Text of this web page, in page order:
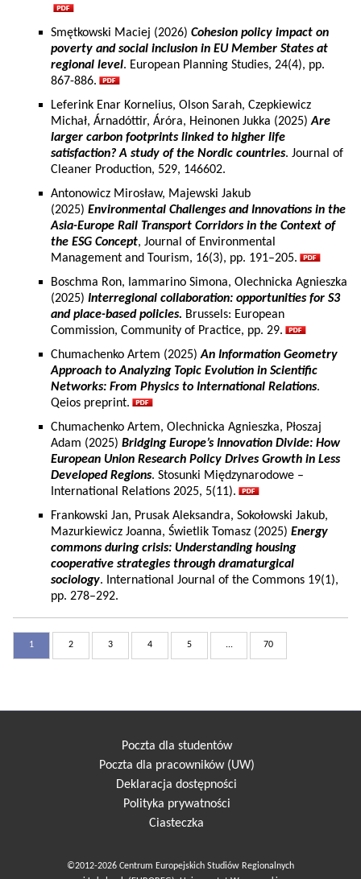
Smętkowski Maciej (2026) Cohesion policy impact on
poverty and social inclusion in EU Member States at
regional level. European Planning Studies, 24(4), pp.
867-886.
Leferink Enar Kornelius, Olson Sarah, Czepkiewicz
Michał, Árnadóttir, Áróra, Heinonen Jukka (2025)Are
larger carbon footprints linked to higher life
satisfaction? A study of the Nordic countries. Journal of
Cleaner Production, 529, 146602.
Antonowicz Mirosław, Majewski Jakub
(2025) Environmental Challenges and Innovations in the
Asia-Europe Rail Transport Corridors in the Context of
the ESG Concept, Journal of Environmental
Management and Tourism, 16(3), pp. 191–205.
Boschma Ron, Iammarino Simona, Olechnicka Agnieszka
(2025) Interregional collaboration: opportunities for S3
and place-based policies. Brussels: European
Commission, Community of Practice, pp. 29.
Chumachenko Artem (2025)An Information Geometry
Approach to Analyzing Topic Evolution in Scientific
Networks: From Physics to International Relations.
Qeios preprint.
Chumachenko Artem, Olechnicka Agnieszka, Płoszaj
Adam (2025) Bridging Europe’s Innovation Divide: How
European Union Research Policy Drives Growth in Less
Developed Regions. Stosunki Międzynarodowe –
International Relations 2025, 5(11).
Frankowski Jan, Prusak Aleksandra, Sokołowski Jakub,
Mazurkiewicz Joanna, Świetlik Tomasz (2025) Energy
commons during crisis: Understanding housing
cooperative strategies through dramaturgical
sociology. International Journal of the Commons 19(1),
pp. 278–292.
1 2 3 4 5 ... 70
Poczta dla studentów
Poczta dla pracowników (UW)
Deklaracja dostępności
Polityka prywatności
Ciasteczka
©2012-2026 Centrum Europejskich Studiów Regionalnych